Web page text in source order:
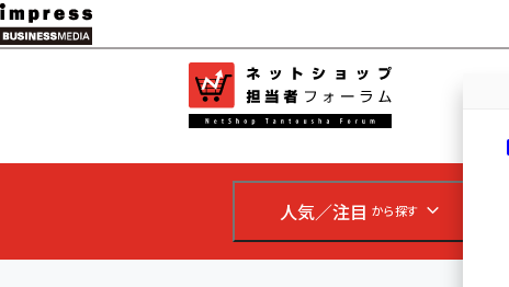
メ
イ
ン
ツ
人気／注目 から探す